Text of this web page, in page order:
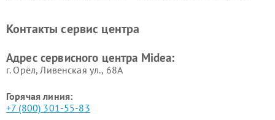
пылесосов Midea
Midea
Контакты сервис центра
Адрес сервисного центра Midea:
г. Орёл, Ливенская ул., 68А
Горячая линия:
+7 (800) 301-55-83